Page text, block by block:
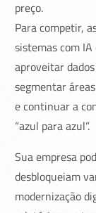
preço.
Para competir,
sistemas com
aproveitar
segmentar
e continuar a
“azul para azul”.
Sua empresa
desbloqueiam
modernização